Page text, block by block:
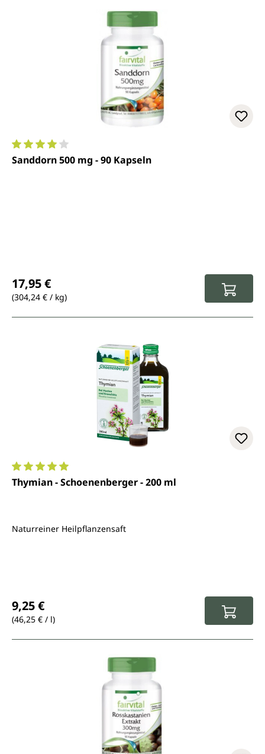
Durchschnittliche Bewertung von 4 von 5 Sternen
Sanddorn 500 mg - 90 Kapseln
17,95 €
(304,24 € / kg)
Durchschnittliche Bewertung von 5 von 5 Sternen
Thymian - Schoenenberger - 200 ml
Naturreiner Heilpflanzensaft
9,25 €
(46,25 € / l)